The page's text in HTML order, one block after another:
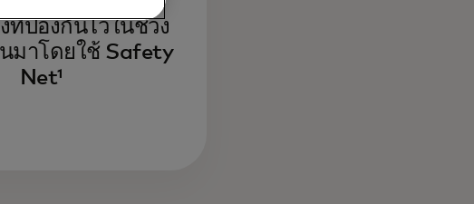
ที่ป้องกันไว้ในช่วง
มาโดยใช้ Safety
Net¹